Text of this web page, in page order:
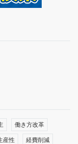
働き方改革
産性 経費削減